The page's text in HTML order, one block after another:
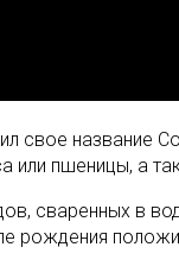
свое название
пшеницы, а
сваренных в
рождения